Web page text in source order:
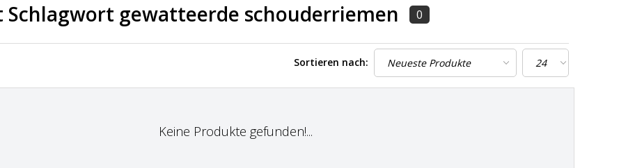
gewatteerde schouderriemen 0
Sortieren nach:
Keine Produkte gefunden!...